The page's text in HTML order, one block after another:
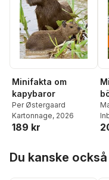
Minifakta om
kapybaror
Per Østergaard
Kartonnage, 2026
189 kr
Du kanske